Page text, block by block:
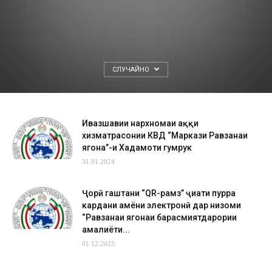
СЛУЧАЙНО
Ивазшавии нархномаи ҳаққи
хизматрасонии КВД “Маркази Равзанаи
ягона”-и Хадамоти гумрук
31.01.2024
Ҷорӣ гаштани “QR-рамз” ҷиҳати пурра
кардани ҳамёни электронӣ дар низоми
“Равзанаи ягонаи барасмиятдарории
амалиёти...
01.12.2025